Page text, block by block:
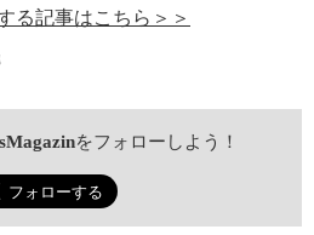
る記事はこちら＞＞
をフォローしよう！